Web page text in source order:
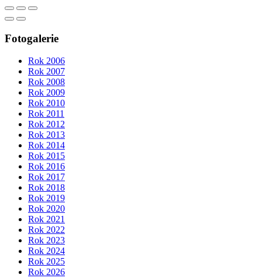
Fotogalerie
Rok 2006
Rok 2007
Rok 2008
Rok 2009
Rok 2010
Rok 2011
Rok 2012
Rok 2013
Rok 2014
Rok 2015
Rok 2016
Rok 2017
Rok 2018
Rok 2019
Rok 2020
Rok 2021
Rok 2022
Rok 2023
Rok 2024
Rok 2025
Rok 2026